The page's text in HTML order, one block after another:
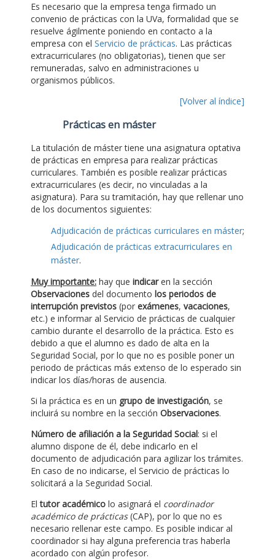
Es necesario que la empresa tenga firmado un
convenio de prácticas con la UVa, formalidad que se
resuelve ágilmente poniendo en contacto a la
empresa con el Servicio de prácticas. Las prácticas
extracurriculares (no obligatorias), tienen que ser
remuneradas, salvo en administraciones u
organismos públicos.
[Volver al índice]
Prácticas en máster
La titulación de máster tiene una asignatura optativa
de prácticas en empresa para realizar prácticas
curriculares. También es posible realizar prácticas
extracurriculares (es decir, no vinculadas a la
asignatura). Para su tramitación, hay que rellenar uno
de los documentos siguientes:
Adjudicación de prácticas curriculares en máster;
Adjudicación de prácticas extracurriculares en
máster.
Muy importante: hay que indicaren la sección
Observaciones del documento los periodos de
interrupción previstos (por exámenes, vacaciones,
etc.) e informar al Servicio de prácticas de cualquier
cambio durante el desarrollo de la práctica. Esto es
debido a que el alumno es dado de alta en la
Seguridad Social, por lo que no es posible poner un
periodo de prácticas más extenso de lo esperado sin
indicar los días/horas de ausencia.
Si la práctica es en un grupo de investigación, se
incluirá su nombre en la sección Observaciones.
Número de afiliación a la Seguridad Social: si el
alumno dispone de él, debe indicarlo en el
documento de adjudicación para agilizar los trámites.
En caso de no indicarse, el Servicio de prácticas lo
solicitará a la Seguridad Social.
Eltutor académico lo asignará el coordinador
académico de prácticas(CAP), por lo que no es
necesario rellenar este campo. Es posible indicar al
coordinador si hay alguna preferencia tras haberla
acordado con algún profesor.